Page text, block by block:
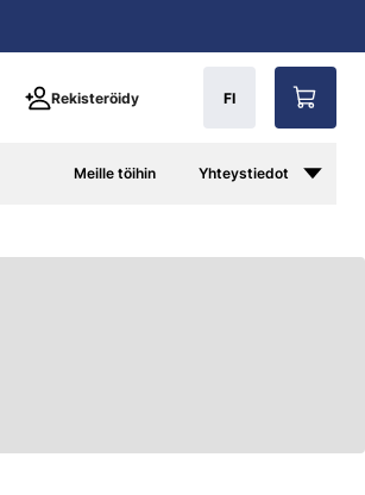
Rekisteröidy FI
Meille töihin Yhteystiedot